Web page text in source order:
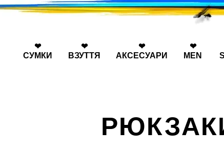
Перейти к основному контенту
❤
СУМКИ
❤
ВЗУТТЯ
❤
АКСЕСУАРИ
❤
MEN